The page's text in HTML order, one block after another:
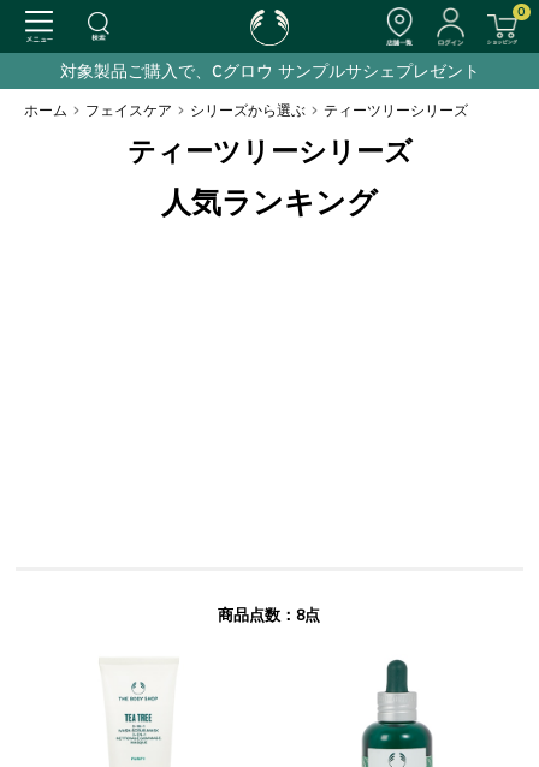
0
対象製品ご購入で、Cグロウ サンプルサシェプレゼント
ホーム > フェイスケア > シリーズから選ぶ > ティーツリーシリーズ
ティーツリーシリーズ
人気ランキング
商品点数：8点